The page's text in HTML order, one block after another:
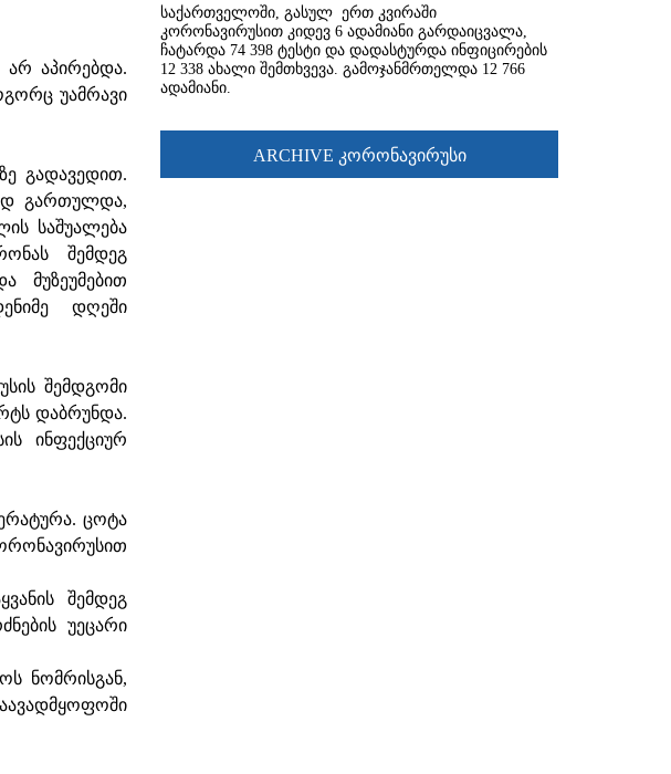
აპირებდა.
უამრავი
გადავედით.
გართულდა,
საშუალება
შემდეგ
მუზეუმებით
დღეში
შემდგომი
დაბრუნდა.
ინფექციურ
ცოტა
შემდეგ
უეცარი
ნომრისგან,
საქართველოში, გასულ ერთ კვირაში
კორონავირუსით კიდევ 6 ადამიანი გარდაიცვალა,
ჩატარდა 74 398 ტესტი და დადასტურდა ინფიცირების
12 338 ახალი შემთხვევა. გამოჯანმრთელდა 12 766
ადამიანი.
ARCHIVE კორონავირუსი